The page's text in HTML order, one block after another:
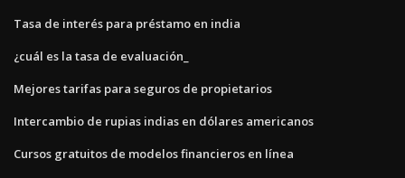
Tasa de interés para préstamo en india
¿cuál es la tasa de evaluación_
Mejores tarifas para seguros de propietarios
Intercambio de rupias indias en dólares americanos
Cursos gratuitos de modelos financieros en línea